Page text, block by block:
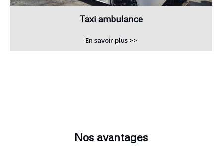
Taxi ambulance
En savoir plus >>
Nos avantages